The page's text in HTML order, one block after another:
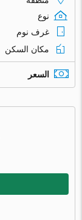
نوع
غرف نوم
مكان السكن
السعر